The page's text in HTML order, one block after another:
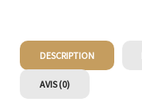
DESCRIPTION
AVIS (0)